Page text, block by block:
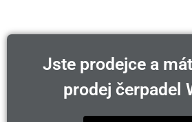
Jste prodejce a
prodej čerpadel